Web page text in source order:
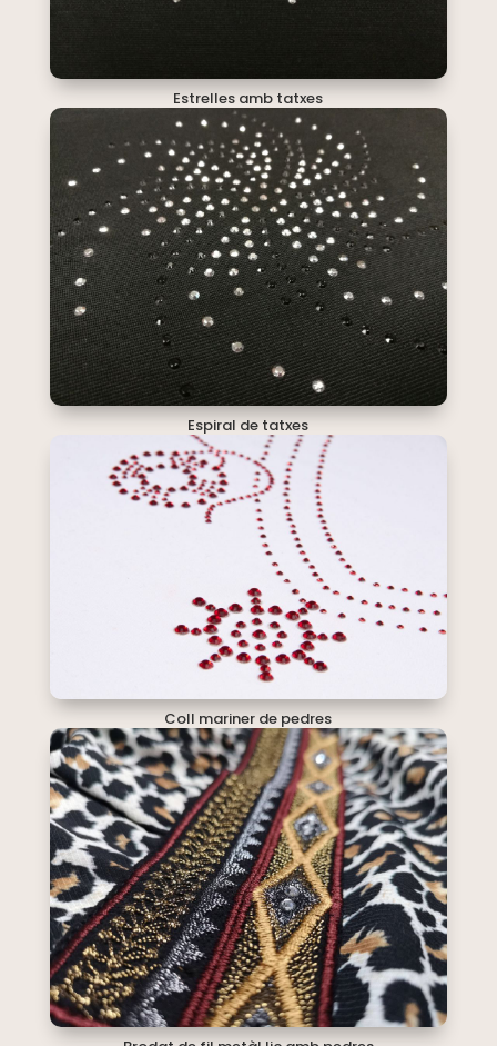
Estrelles amb tatxes
Espiral de tatxes
Coll mariner de pedres